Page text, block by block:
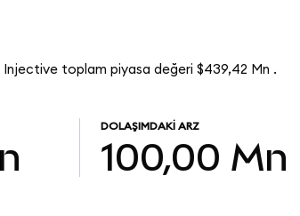
Injective toplam piyasa değeri $439,42 Mn .
DOLAŞIMDAKI ARZ
100,00 Mn